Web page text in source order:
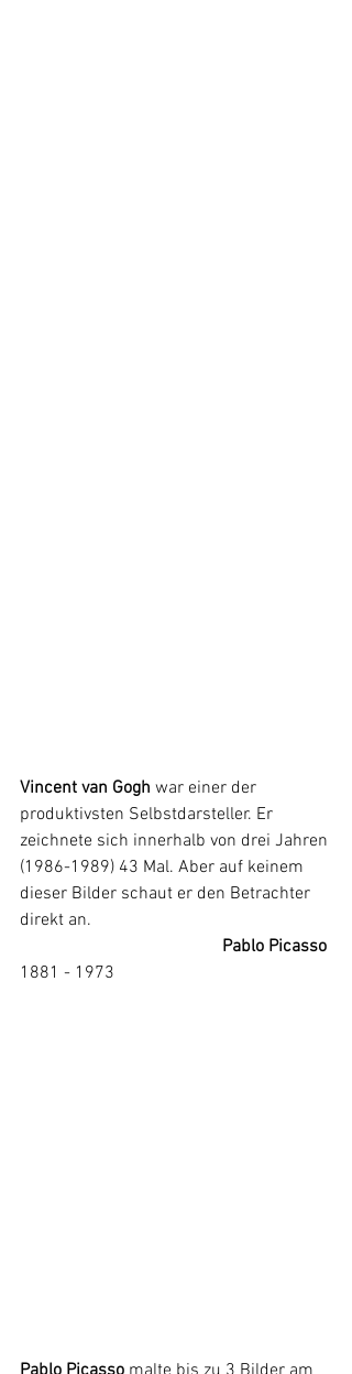
Vincent van Gogh war einer der
produktivsten Selbstdarsteller. Er
zeichnete sich innerhalb von drei Jahren
(1986-1989) 43 Mal. Aber auf keinem
dieser Bilder schaut er den Betrachter
direkt an.
Pablo Picasso
1881 - 1973